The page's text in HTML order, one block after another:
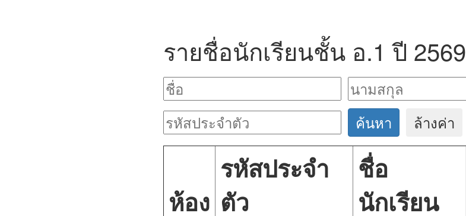
รายชื่อนักเรียนชั้น อ.1 ปี 2569
ค้นหา ล้างค่า
ห้อง
รหัสประจำ
ตัว
ชื่อ
นักเรียน